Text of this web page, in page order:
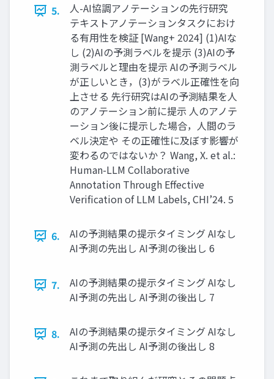
5.
人-AI協調アノテーションの先行研究
テキストアノテーションタスクにおけ
る有用性を検証 [Wang+ 2024] (1)AIな
し (2)AIの予測ラベルを提示 (3)AIの予
測ラベルと理由を提示 AIの予測ラベル
が正しいとき，(3)がラベル正確性を向
上させる 先行研究はAIの予測結果を人
のアノテーション前に提示 人のアノテ
ーション後に提示した場合，人間のラ
ベル決定や その正確性に及ぼす影響が
変わるのではないか？ Wang, X. et al.:
Human-LLM Collaborative
Annotation Through Effective
Verification of LLM Labels, CHI’24. 5
6.
AIの予測結果の提示タイミング AIなし
AI予測の先出し AI予測の後出し 6
7.
AIの予測結果の提示タイミング AIなし
AI予測の先出し AI予測の後出し 7
8.
AIの予測結果の提示タイミング AIなし
AI予測の先出し AI予測の後出し 8